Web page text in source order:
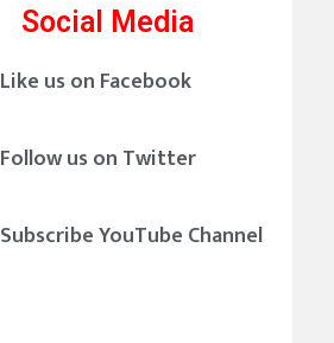
Social Media
Like us on Facebook
Follow us on Twitter
Subscribe YouTube Channel